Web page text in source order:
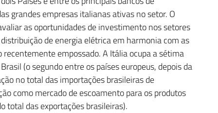
grandes empresas italianas ativas no setor. O
as oportunidades de investimento nos setores
de energia elétrica em harmonia com as
empossado. A Itália ocupa a sétima
(o segundo entre os países europeus, depois da
no total das importações brasileiras de
como mercado de escoamento para os produtos
total das exportações brasileiras).